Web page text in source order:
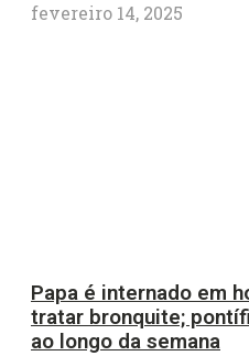
fevereiro 14, 2025
Papa é internado em
tratar bronquite;
ao longo da semana